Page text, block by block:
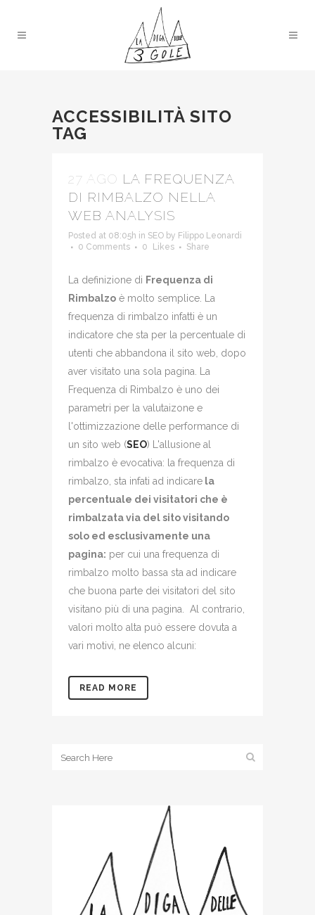
ACCESSIBILITÀ SITO
TAG
27 AGO LA FREQUENZA
DI RIMBALZO NELLA
WEB ANALYSIS
Posted at 08:05h in SEO by Filippo Leonardi
0 Comments
0 Likes Share
La definizione di Frequenza di
Rimbalzo è molto semplice. La
frequenza di rimbalzo infatti è un
indicatore che sta per la percentuale di
utenti che abbandona il sito web, dopo
aver visitato una sola pagina. La
Frequenza di Rimbalzo è uno dei
parametri per la valutaizone e
l'ottimizzazione delle performance di
un sito web (SEO) L'allusione al
rimbalzo è evocativa: la frequenza di
rimbalzo, sta infati ad indicare la
percentuale dei visitatori che è
rimbalzata via del sito visitando
solo ed esclusivamente una
pagina: per cui una frequenza di
rimbalzo molto bassa sta ad indicare
che buona parte dei visitatori del sito
visitano più di una pagina. Al contrario,
valori molto alta può essere dovuta a
vari motivi, ne elenco alcuni:
READ MORE